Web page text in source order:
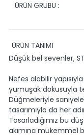
ÜRÜN GRUBU :
ÜRÜN TANIMI
Düşük bel sevenler,
Nefes alabilir
yumuşak dokusuyla
Düğmeleriyle
tasarımıyla da her
Tasarladığımız bu
akımına mükemmel